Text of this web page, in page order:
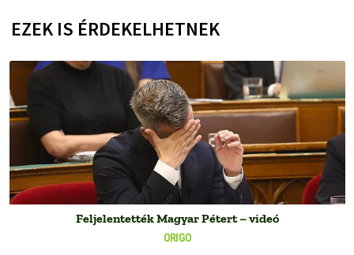
EZEK IS ÉRDEKELHETNEK
ORIGO
Feljelentették Magyar Pétert – videó